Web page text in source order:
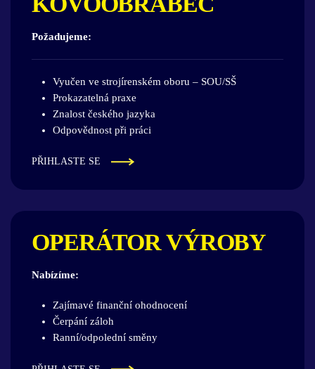
Požadujeme:
Vyučen ve strojírenském oboru – SOU/SŠ
Prokazatelná praxe
Znalost českého jazyka
Odpovědnost při práci
PŘIHLASTE SE
OPERÁTOR VÝROBY
Nabízíme:
Zajímavé finanční ohodnocení
Čerpání záloh
Ranní/odpolední směny